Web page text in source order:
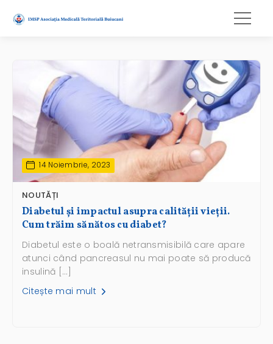
14 Noiembrie, 2023
NOUTĂȚI
Diabetul și impactul asupra calității vieții.
Cum trăim sănătos cu diabet?
Diabetul este o boală netransmisibilă care apare
atunci când pancreasul nu mai poate să producă
insulină […]
Citește mai mult